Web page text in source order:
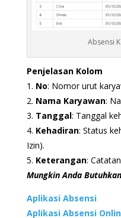
Absensi
Penjelasan Kolom
1. No: Nomor urut
2. Nama Karyawan:
3. Tanggal: Tanggal
4. Kehadiran: Status
Izin).
5. Keterangan:
Mungkin Anda
Aplikasi Absensi
Aplikasi Absensi